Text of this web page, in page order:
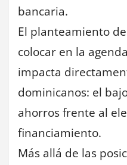
bancaria.
El planteamiento
colocar en la
impacta
dominicanos: el
ahorros frente al
financiamiento.
Más allá de las